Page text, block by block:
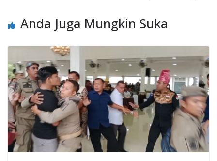
Anda Juga Mungkin Suka